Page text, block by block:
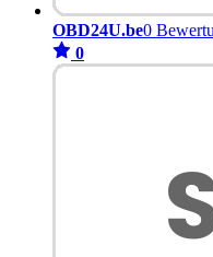
OBD24U.be0
0